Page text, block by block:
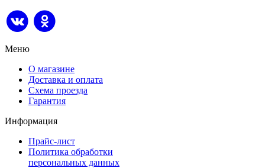
Меню
О магазине
Доставка и оплата
Схема проезда
Гарантия
Информация
Прайс-лист
Политика обработки
персональных данных